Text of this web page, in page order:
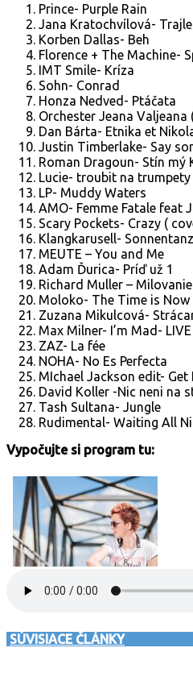
Prince- Purple Rain
Jana Kratochvílová-
Korben Dallas- Beh
Florence + The Machine-
IMT Smile- Kríza
Sohn- Conrad
Honza Nedved- Ptáčata
Orchester Jeana Valjeana
Dan Bárta- Etnika et
Justin Timberlake- Say
Roman Dragoun- Stín mý
Lucie- troubit na
LP- Muddy Waters
AMO- Femme Fatale feat
Scary Pockets- Crazy (
Klangkarusell-
MEUTE – You and Me
Adam Ďurica- Príď už 1
Richard Muller –
Moloko- The Time is Now
Zuzana Mikulcová-
Max Milner- I’m Mad-
ZAZ- La fée
NOHA- No Es Perfecta
MIchael Jackson edit- Get
David Koller -Nic neni na
Tash Sultana- Jungle
Rudimental- Waiting All
Vypočujte si program tu:
SÚVISIACE ČLÁNKY